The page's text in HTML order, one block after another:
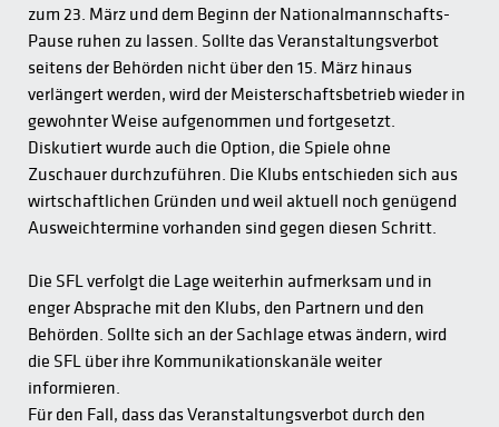
zum 23. März und dem Beginn der Nationalmannschafts-
Pause ruhen zu lassen. Sollte das Veranstaltungsverbot
seitens der Behörden nicht über den 15. März hinaus
verlängert werden, wird der Meisterschaftsbetrieb wieder in
gewohnter Weise aufgenommen und fortgesetzt.
Diskutiert wurde auch die Option, die Spiele ohne
Zuschauer durchzuführen. Die Klubs entschieden sich aus
wirtschaftlichen Gründen und weil aktuell noch genügend
Ausweichtermine vorhanden sind gegen diesen Schritt.
Die SFL verfolgt die Lage weiterhin aufmerksam und in
enger Absprache mit den Klubs, den Partnern und den
Behörden. Sollte sich an der Sachlage etwas ändern, wird
die SFL über ihre Kommunikationskanäle weiter
informieren.
Für den Fall, dass das Veranstaltungsverbot durch den